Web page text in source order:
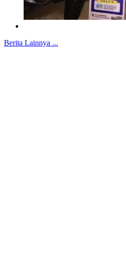
Berita Lainnya ...